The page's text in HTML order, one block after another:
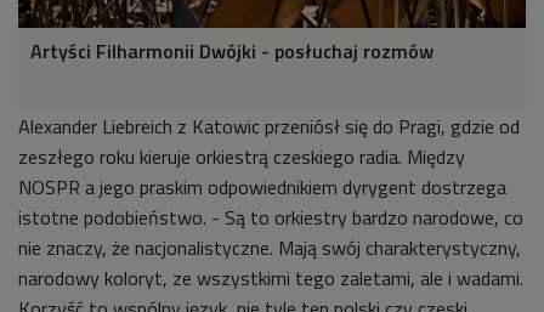
Artyści Filharmonii Dwójki - posłuchaj rozmów
Alexander Liebreich z Katowic przeniósł się do Pragi, gdzie od
zeszłego roku kieruje orkiestrą czeskiego radia. Między
NOSPR a jego praskim odpowiednikiem dyrygent dostrzega
istotne podobieństwo. - Są to orkiestry bardzo narodowe, co
nie znaczy, że nacjonalistyczne. Mają swój charakterystyczny,
narodowy koloryt, ze wszystkimi tego zaletami, ale i wadami.